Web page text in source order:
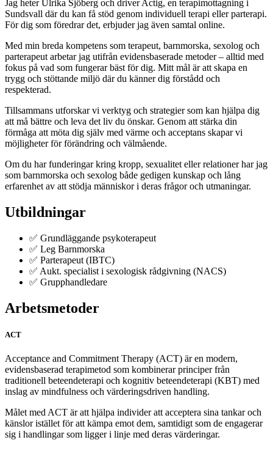
Jag heter Ulrika Sjöberg och driver Actig, en terapimottagning i
Sundsvall där du kan få stöd genom individuell terapi eller parterapi.
För dig som föredrar det, erbjuder jag även samtal online.
Med min breda kompetens som terapeut, barnmorska, sexolog och
parterapeut arbetar jag utifrån evidensbaserade metoder – alltid med
fokus på vad som fungerar bäst för dig. Mitt mål är att skapa en
trygg och stöttande miljö där du känner dig förstådd och
respekterad.
Tillsammans utforskar vi verktyg och strategier som kan hjälpa dig
att må bättre och leva det liv du önskar. Genom att stärka din
förmåga att möta dig själv med värme och acceptans skapar vi
möjligheter för förändring och välmående.
Om du har funderingar kring kropp, sexualitet eller relationer har jag
som barnmorska och sexolog både gedigen kunskap och lång
erfarenhet av att stödja människor i deras frågor och utmaningar.
Utbildningar
✅ Grundläggande psykoterapeut
✅ Leg Barnmorska
✅ Parterapeut (IBTC)
✅ Aukt. specialist i sexologisk rådgivning (NACS)
✅ Grupphandledare
Arbetsmetoder
ACT
Acceptance and Commitment Therapy (ACT) är en modern,
evidensbaserad terapimetod som kombinerar principer från
traditionell beteendeterapi och kognitiv beteendeterapi (KBT) med
inslag av mindfulness och värderingsdriven handling.
Målet med ACT är att hjälpa individer att acceptera sina tankar och
känslor istället för att kämpa emot dem, samtidigt som de engagerar
sig i handlingar som ligger i linje med deras värderingar.